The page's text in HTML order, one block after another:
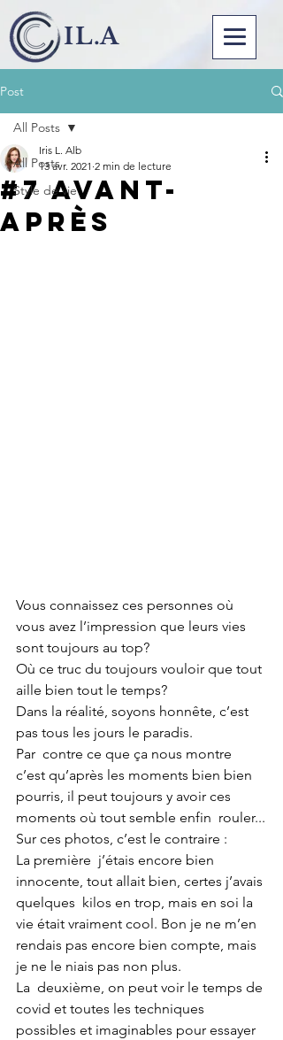
I L . A
Post
All Posts
Style de vie
All Posts
#7 AVANT-
APRÈS
Iris L. Alb
13 avr. 2021 2 min de lecture
Vous connaissez ces personnes où
vous avez l’impression que leurs vies
sont toujours au top?
Où ce truc du toujours vouloir que tout
aille bien tout le temps?
Dans la réalité, soyons honnête, c’est
pas tous les jours le paradis.
Par  contre ce que ça nous montre
c’est qu’après les moments bien bien
pourris, il peut toujours y avoir ces
moments où tout semble enfin  rouler...
Sur ces photos, c’est le contraire :
La première  j’étais encore bien
innocente, tout allait bien, certes j’avais
quelques  kilos en trop, mais en soi la
vie était vraiment cool. Bon je ne m’en
rendais pas encore bien compte, mais
je ne le niais pas non plus.
La  deuxième, on peut voir le temps de
covid et toutes les techniques
possibles et imaginables pour essayer